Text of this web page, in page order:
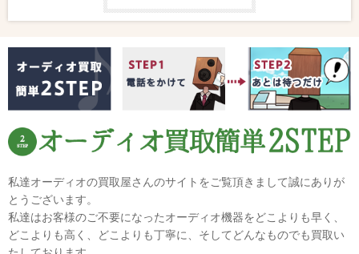
私達オーディオの買取屋さんのサイトをご覧頂きまして誠にありが
とうございます。
私達はお客様のご不要になったオーディオ機器をどこよりも早く、
どこよりも高く、どこよりも丁寧に、そしてどんなものでも買取い